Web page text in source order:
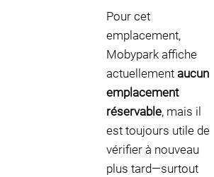
Pour cet
emplacement,
Mobypark affiche
actuellement aucun
emplacement
réservable, mais il
est toujours utile de
vérifier à nouveau
plus tard—surtout